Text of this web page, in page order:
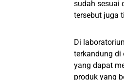
sudah sesuai
tersebut juga
Di
terkandung di
yang dapat
produk yang